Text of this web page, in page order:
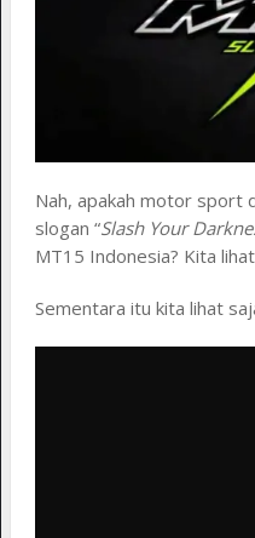
Nah, apakah motor sport
slogan “Slash Your
MT15 Indonesia? Kita
Sementara itu kita lihat